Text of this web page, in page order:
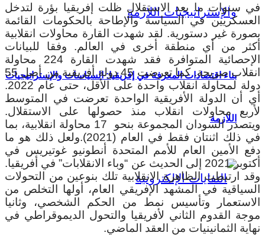
بناء اقتصادات المعرفة في إفريقيا: السياسات والإستراتيجيات
اللازمة
في سنوات ما بعد الاستقلال ظلت إفريقيا بؤرة لتدخل
العسكريين في السياسة والإطاحة بالحكومات القائمة
بصورة غير دستورية. لقد شهدت القارة محاولات انقلابية
أكثر من أي منطقة أخرى في العالم. وفقا للبيانات
الإحصائية المتوافرة فقد شهدت القارة 224 محاولة
انقلاب صريحة. كما تعرضت 45 دولة أفريقية من أصل 55
دولة لمحاولة انقلاب واحدة على الأقل، حتى عام 2022.
أي أن الدولة الأفريقية الواحدة تعرضت في المتوسط
لأربع محاولات انقلاب منذ حصولها على الاستقلال.
ويتصدر السودان المجموعة بنحو 17 محاولة انقلابية، بما
في ذلك اثنتان فقط في العام (2021).ولعل ذلك هو ما
دفع الأمين العام للأمم المتحدة أنطونيو غوتيريس في
أكتوبر 2021 إلى الحديث عن “وباء الانقلابات” في أفريقيا.
وقد ارتبطت الظاهرة الانقلابية تلك بنوعين من التحولات
السياقية في المشهد الإفريقي العام، أولها التخلص من
الاستعمار وتأسيس نمط من الحكم الشخصي، وثانيا
موجة القدوم الثاني لأفريقيا والتحول الديموقراطي في
نهاية الثمانينيات من العقد الماضي.